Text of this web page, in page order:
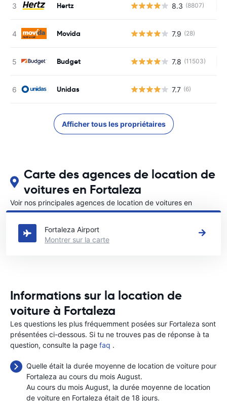
Hertz 8.3 (8807)
Movida 7.9 (28)
Budget 7.8 (11503)
Unidas 7.7 (6)
Afficher tous les propriétaires
Carte des agences de location de
voitures en Fortaleza
Voir nos principales agences de location de voitures en
Fortaleza
Fortaleza Airport
Montrer sur la carte
Informations sur la location de
voiture à Fortaleza
Les questions les plus fréquemment posées sur Fortaleza sont
présentées ci-dessous. Si tu ne trouves pas de réponse à ta
question, consulte la page faq .
Quelle était la durée moyenne de location de voiture pour
Fortaleza au cours du mois August.
Au cours du mois August, la durée moyenne de location
de voiture en Fortaleza était de 18 jours.